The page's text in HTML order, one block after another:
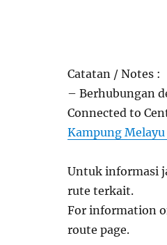
Catatan / Notes :
– Berhubungan
Connected to
Kampung
Untuk informasi
rute terkait.
For information
route page.